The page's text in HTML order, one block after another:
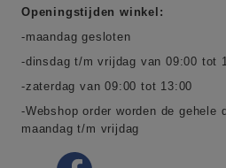
Openingstijden winkel:
-maandag gesloten
-dinsdag t/m vrijdag van 09:00 tot
-zaterdag van 09:00 tot 13:00
-Webshop order worden de gehele
maandag t/m vrijdag